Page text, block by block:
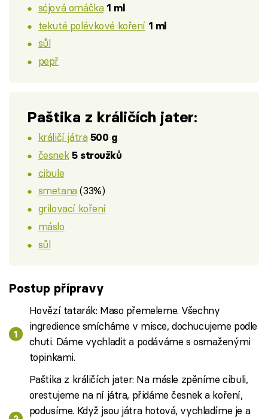
sójová omáčka 1 ml
tekuté polévkové koření 1 ml
sůl
pepř
Paštika z králičích jater:
králičí játra 500 g
česnek 5 stroužků
cibule
smetana(33%)
grilovací koření
máslo
sůl
Postup přípravy
Hovězí tatarák: Maso přemeleme. Všechny
ingredience smícháme v misce, dochucujeme podle
chuti. Dáme vychladit a podáváme s osmaženými
topinkami.
Paštika z králičích jater: Na másle zpěníme cibuli,
orestujeme na ní játra, přidáme česnek a koření,
podusíme. Když jsou játra hotová, vychladíme je a